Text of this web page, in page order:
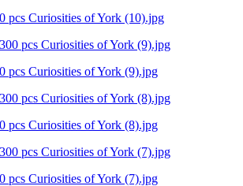
pcs Curiosities of York (10).jpg
pcs Curiosities of York (9).jpg
pcs Curiosities of York (8).jpg
pcs Curiosities of York (7).jpg